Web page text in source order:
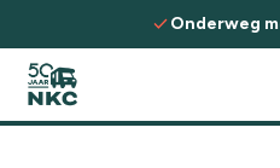
Spring naar de inhoud
checkOnderweg